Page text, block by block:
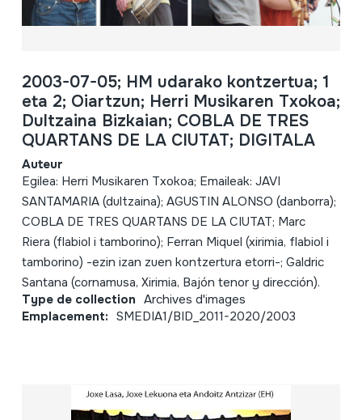
2003-07-05; HM udarako kontzertua; 1
eta 2; Oiartzun; Herri Musikaren Txokoa;
Dultzaina Bizkaian; COBLA DE TRES
QUARTANS DE LA CIUTAT; DIGITALA
Auteur
Egilea: Herri Musikaren Txokoa; Emaileak: JAVI
SANTAMARIA (dultzaina); AGUSTIN ALONSO (danborra);
COBLA DE TRES QUARTANS DE LA CIUTAT; Marc
Riera (flabiol i tamborino); Ferran Miquel (xirimia, flabiol i
tamborino) -ezin izan zuen kontzertura etorri-; Galdric
Santana (cornamusa, Xirimia, Bajón tenor y dirección).
Type de collection Archives d'images
Emplacement: SMEDIA1/BID_2011-2020/2003